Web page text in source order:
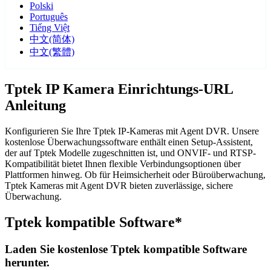
Polski
Português
Tiếng Việt
中文(简体)
中文(繁體)
Tptek IP Kamera Einrichtungs-URL
Anleitung
Konfigurieren Sie Ihre Tptek IP-Kameras mit Agent DVR. Unsere
kostenlose Überwachungssoftware enthält einen Setup-Assistent,
der auf Tptek Modelle zugeschnitten ist, und ONVIF- und RTSP-
Kompatibilität bietet Ihnen flexible Verbindungsoptionen über
Plattformen hinweg. Ob für Heimsicherheit oder Büroüberwachung,
Tptek Kameras mit Agent DVR bieten zuverlässige, sichere
Überwachung.
Tptek kompatible Software*
Laden Sie kostenlose Tptek kompatible Software
herunter.